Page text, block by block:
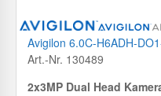
Avigilon 6.0C-H6ADH-
Art.-Nr. 130489
2x3MP Dual Head